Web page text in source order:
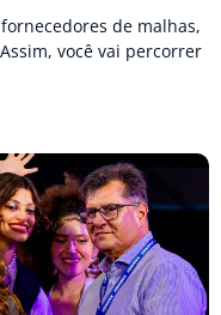
de malhas,
você vai percorrer